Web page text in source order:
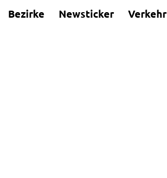
Bezirke Newsticker Verkehr